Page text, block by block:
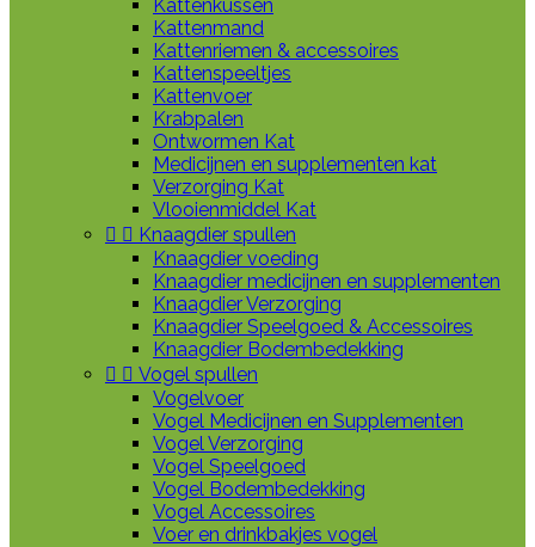
Kattenkussen
Kattenmand
Kattenriemen & accessoires
Kattenspeeltjes
Kattenvoer
Krabpalen
Ontwormen Kat
Medicijnen en supplementen kat
Verzorging Kat
Vlooienmiddel Kat
  Knaagdier spullen
Knaagdier voeding
Knaagdier medicijnen en supplementen
Knaagdier Verzorging
Knaagdier Speelgoed & Accessoires
Knaagdier Bodembedekking
  Vogel spullen
Vogelvoer
Vogel Medicijnen en Supplementen
Vogel Verzorging
Vogel Speelgoed
Vogel Bodembedekking
Vogel Accessoires
Voer en drinkbakjes vogel